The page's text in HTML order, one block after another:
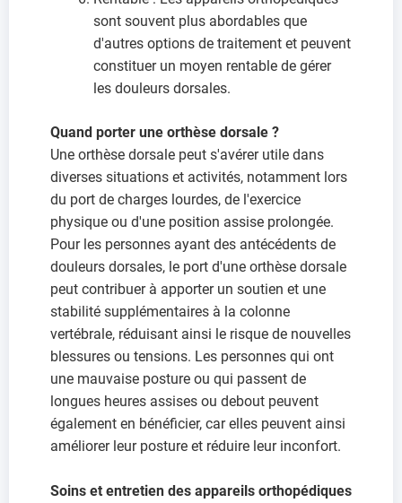
sont souvent plus abordables que
d'autres options de traitement et peuvent
constituer un moyen rentable de gérer
les douleurs dorsales.
Quand porter une orthèse dorsale ?
Une orthèse dorsale peut s'avérer utile dans
diverses situations et activités, notamment lors
du port de charges lourdes, de l'exercice
physique ou d'une position assise prolongée.
Pour les personnes ayant des antécédents de
douleurs dorsales, le port d'une orthèse dorsale
peut contribuer à apporter un soutien et une
stabilité supplémentaires à la colonne
vertébrale, réduisant ainsi le risque de nouvelles
blessures ou tensions. Les personnes qui ont
une mauvaise posture ou qui passent de
longues heures assises ou debout peuvent
également en bénéficier, car elles peuvent ainsi
améliorer leur posture et réduire leur inconfort.
Soins et entretien des appareils orthopédiques